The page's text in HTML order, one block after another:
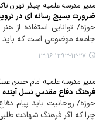
مدیر مدرسه علمیه چیذر تهران
ضرورت بسیج رسانه ای در
حوزه/ توانایی استفاده از
جامعه موضوعی است که باید
۱۳۹۳-۱۲-۲۷ ۱۳:۱۶
مدیر مدرسه علمیه امام حسن
فرهنگ دفاع مقدس نسل آینده
حوزه/ روحانیت باید پیام
چرا که اگر فرهنگ شهادت